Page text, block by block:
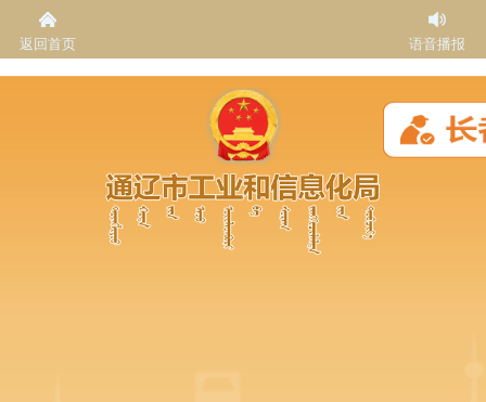
返回首页 语音播报